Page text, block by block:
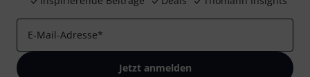
E-Mail-Adresse*
Jetzt anmelden